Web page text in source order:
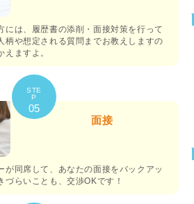
には、履歴書の添削・面接対策を行って
柄や想定される質問までお教えしますの
ますよ。
STE
P
05
面接
が同席して、あなたの面接をバックアッ
づらいことも、交渉OKです！